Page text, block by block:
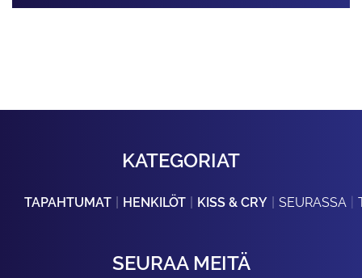
KATEGORIAT
TAPAHTUMAT HENKILÖT KISS & CRY SEURASSA
SEURAA MEITÄ